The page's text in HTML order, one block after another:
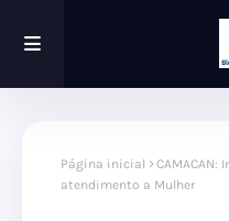
Página inicial
CAMACAN:
atendimento a Mulher